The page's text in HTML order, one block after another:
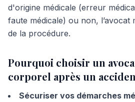
d'origine médicale (erreur
faute médicale) ou non, l’avocat
de la procédure.
Pourquoi choisir un
corporel après un
Sécuriser vos démarches